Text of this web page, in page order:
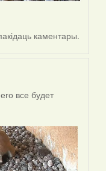
каментары.
все будет